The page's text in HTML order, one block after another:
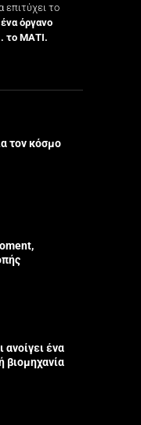
επιτύχει το
ένα όργανο
το ΜΑΤΙ.
τον κόσμο
ανοίγει ένα
βιομηχανία